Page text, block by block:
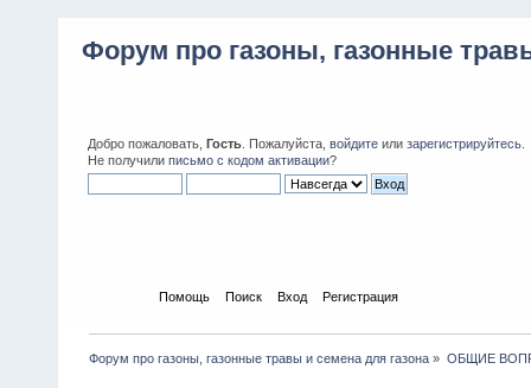
Форум про газоны, газонные
Добро пожаловать, Гость . Пожалуйста, войдите или зарегистрируйтесь
Не получили письмо с кодом активации?
Помощь Поиск Вход Регистрация
Форум про газоны, газонные травы и семена для газона » ОБЩИЕ